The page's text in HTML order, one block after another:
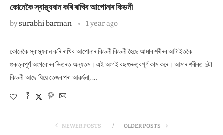
কোনেকৈ স্বাস্থ্যবান কৰি ৰাখিব আপোনাৰ কিডনী
bysurabhi barman 1 year ago
কোনেকৈ স্বাস্থ্যবান কৰি ৰাখিব আপোনাৰ কিডনী কিডনী হৈছে আমাৰ শৰীৰৰ আটাইতকৈ
গুৰুত্বপূৰ্ণ অংগবোৰৰ ভিতৰত অন্যতম। এই অংগই বহু গুৰুত্বপূৰ্ণ কাম কৰে। আমাৰ শৰীৰত দুটা
কিডনী আছে যিয়ে তেজৰ পৰা আৱৰ্জনা, …
NEWER POSTS OLDER POSTS